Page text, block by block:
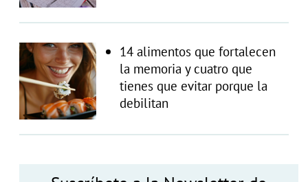
14 alimentos que fortalecen
la memoria y cuatro que
tienes que evitar porque la
debilitan